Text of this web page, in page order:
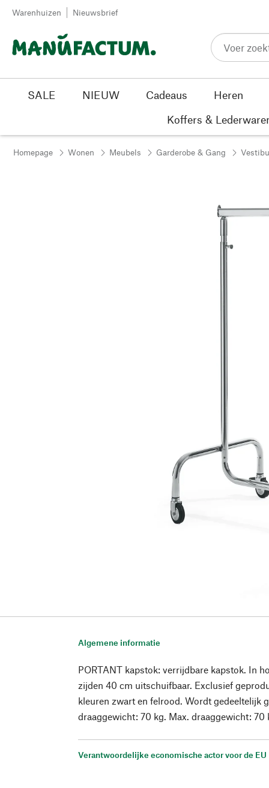
Passer au contenu
Warenhuizen Nieuwsbrief
SALE NIEUW Cadeaus Heren
Koffers &
Homepage Wonen Meubels Garderobe & Gang
Algemene informatie
PORTANT kapstok: verrijdbare kapstok. In
zijden 40 cm uitschuifbaar. Exclusief
kleuren zwart en felrood. Wordt gedeeltelijk
draaggewicht: 70 kg. Max. draaggewicht: 70
Verantwoordelijke economische actor voor de EU